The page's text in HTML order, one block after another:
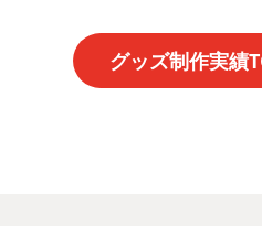
グッズ制作実績